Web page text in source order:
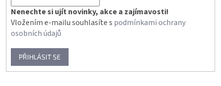
Nenechte si ujít novinky, akce a zajímavosti!
Vložením e-mailu souhlasíte s podmínkami ochrany
osobních údajů
PŘIHLÁSIT SE